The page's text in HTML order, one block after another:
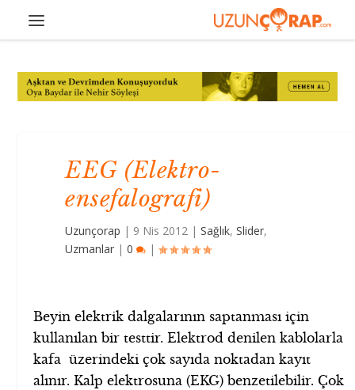
EEG (Elektro-
ensefalografi)
Uzunçorap | 9 Nis 2012 |Sağlık,Slider,
Uzmanlar |0 |
Beyin elektrik dalgalarının saptanması için
kullanılan bir testtir. Elektrod denilen kablolarla
kafa üzerindeki çok sayıda noktadan kayıt
alınır. Kalp elektrosuna (EKG) benzetilebilir. Çok